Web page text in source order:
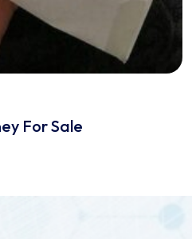
For Sale